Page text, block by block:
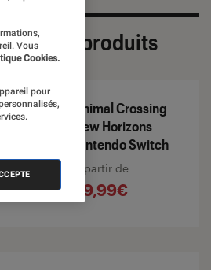
de produits
Animal Crossing
New Horizons
Nintendo Switch
À partir de
59,99€
Vous
Cookies.
pour